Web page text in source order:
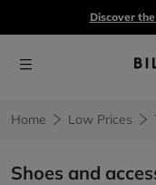
Discover
Home Low Prices
Shoes and